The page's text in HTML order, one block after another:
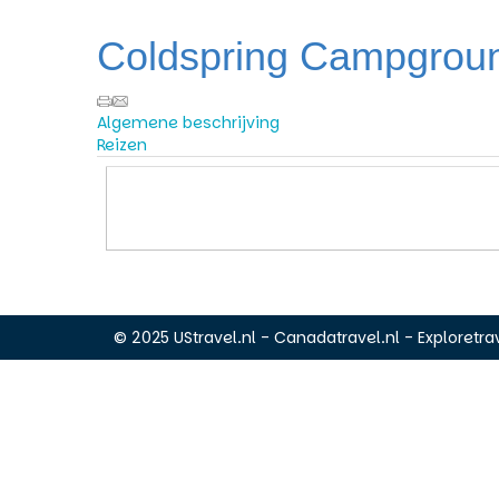
Coldspring
Algemene beschrijving
Reizen
© 2025 UStravel.nl - Canadatravel.nl -